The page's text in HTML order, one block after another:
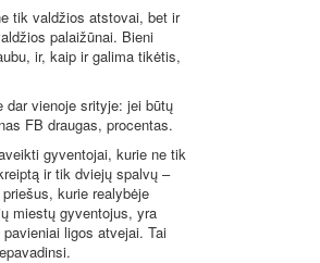
tik valdžios atstovai, bet ir
palaižūnai. Bieni
ir, kaip ir galima tikėtis,
vienoje srityje: jei būtų
FB draugas, procentas.
gyventojai, kurie ne tik
ir tik dviejų spalvų –
kurie realybėje
miestų gyventojus, yra
ligos atvejai. Tai